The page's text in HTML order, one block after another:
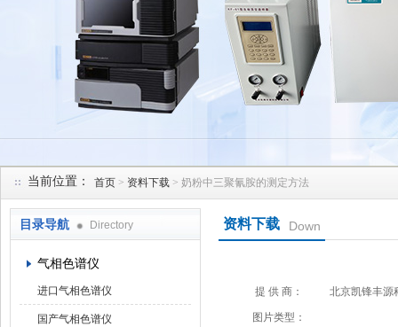
当前位置： 首页 > 资料下载 > 奶粉中三聚氰胺的测定方法
目录导航 Directory
气相色谱仪
进口气相色谱仪
国产气相色谱仪
资料下载 Down
提 供 商： 北京凯锋丰源
图片类型：